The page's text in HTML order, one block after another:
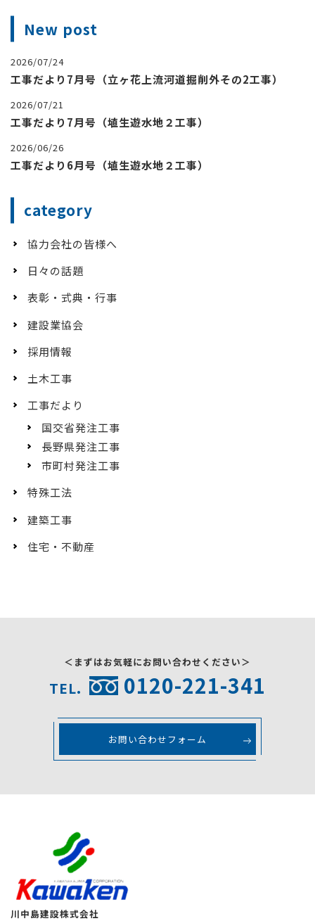
New post
2026/07/24
工事だより7月号（立ヶ花上流河道掘削外その2工事）
2026/07/21
工事だより7月号（埴生遊水地２工事）
2026/06/26
工事だより6月号（埴生遊水地２工事）
category
協力会社の皆様へ
日々の話題
表彰・式典・行事
建設業協会
採用情報
土木工事
工事だより
国交省発注工事
長野県発注工事
市町村発注工事
特殊工法
建築工事
住宅・不動産
＜まずはお気軽にお問い合わせください＞
TEL. 0120-221-341
お問い合わせフォーム
川中島建設株式会社